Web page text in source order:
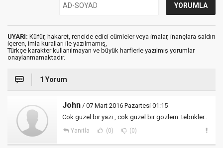
UYARI: Küfür, hakaret, rencide edici cümleler veya imalar, inançlara saldırı
içeren, imla kuralları ile yazılmamış,
Türkçe karakter kullanılmayan ve büyük harflerle yazılmış yorumlar
onaylanmamaktadır.
1 Yorum
John / 07 Mart 2016 Pazartesi 01:15
Cok guzel bir yazi , cok guzel bir gozlem. tebrikler..
Yanıtla (0) (0)